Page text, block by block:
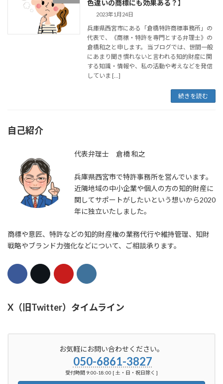
色違いの商標にも効果ある？】
2023年1月24日
兵庫県西宮市にある「倉橋特許商標事務所」の
代表で、《商標・特許を専門とする弁理士》の
倉橋和之と申します。 当ブログでは、世間一般
にあまり聞き慣れないと言われる知的財産に関
する知識・情報や、私の活動や考えなどを発信
していま […]
続きを読む
自己紹介
代表弁理士 倉橋 和之
兵庫県西宮市で特許事務所を営んでいます。
近隣地域の中小企業や個人の方の知的財産に
関してサポートがしたいという想いから2020
年に独立いたしました。
商標や意匠、特許などの知的財産権の業務代行や維持管理、知財
戦略やブランド力強化などについて、ご相談承ります。
X（旧Twitter）タイムライン
お気軽にお問い合わせください。
050-6861-3827
受付時間 9:00-18:00 [ 土・日・祝日除く ]